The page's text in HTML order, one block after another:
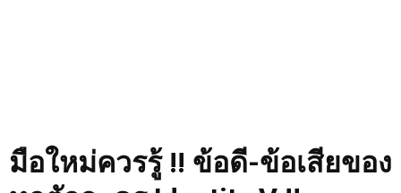
มือใหม่ควรรู้ !! ข้อดี-ข้อเสียของ